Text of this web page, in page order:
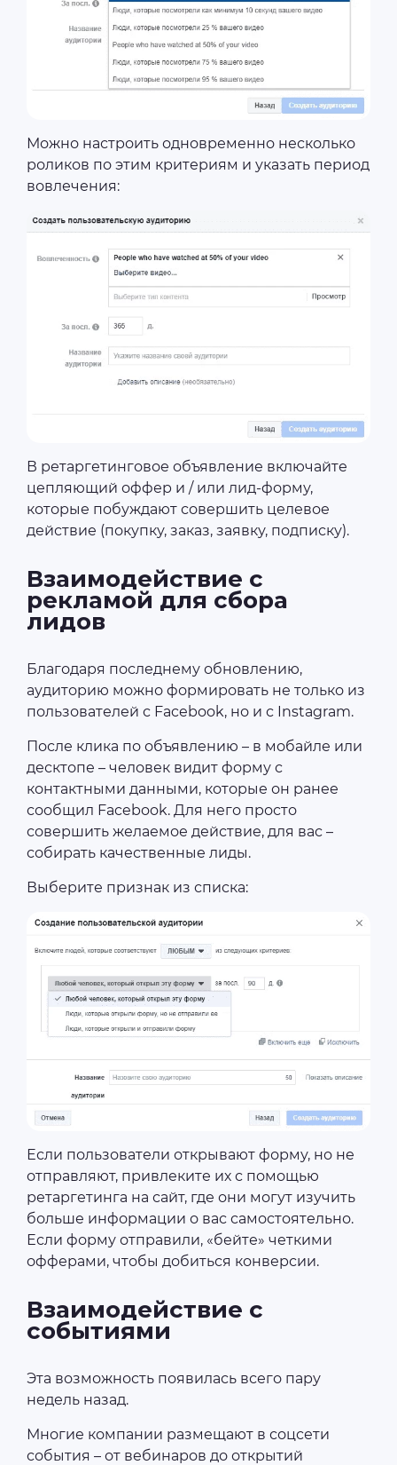
Можно настроить одновременно несколько
роликов по этим критериям и указать период
вовлечения:
В ретаргетинговое объявление включайте
цепляющий оффер и / или лид-форму,
которые побуждают совершить целевое
действие (покупку, заказ, заявку, подписку).
Взаимодействие с
рекламой для сбора
лидов
Благодаря последнему обновлению,
аудиторию можно формировать не только из
пользователей с Facebook, но и с Instagram.
После клика по объявлению – в мобайле или
десктопе – человек видит форму с
контактными данными, которые он ранее
сообщил Facebook. Для него просто
совершить желаемое действие, для вас –
собирать качественные лиды.
Выберите признак из списка:
Если пользователи открывают форму, но не
отправляют, привлеките их с помощью
ретаргетинга на сайт, где они могут изучить
больше информации о вас самостоятельно.
Если форму отправили, «бейте» четкими
офферами, чтобы добиться конверсии.
Взаимодействие с
событиями
Эта возможность появилась всего пару
недель назад.
Многие компании размещают в соцсети
события – от вебинаров до открытий